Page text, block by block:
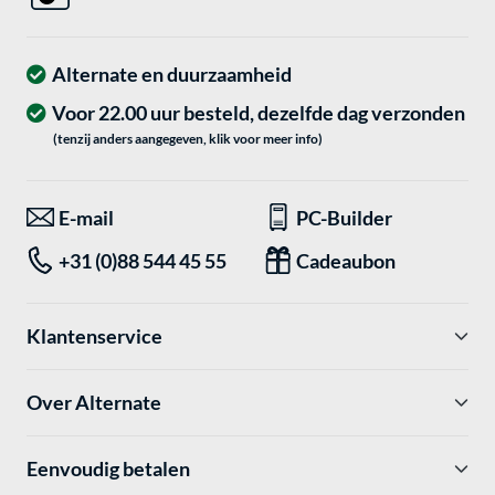
Alternate en duurzaamheid
Voor 22.00 uur besteld, dezelfde dag verzonden
(tenzij anders aangegeven, klik voor meer info)
E-mail
PC-Builder
+31 (0)88 544 45 55
Cadeaubon
Klantenservice
Over Alternate
Eenvoudig betalen